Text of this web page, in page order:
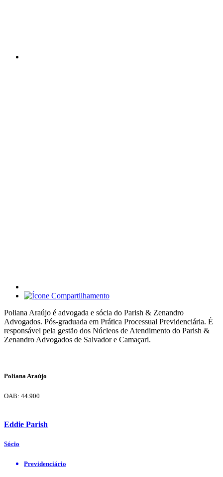
Poliana Araújo é advogada e sócia do Parish & Zenandro
Advogados. Pós-graduada em Prática Processual Previdenciária. É
responsável pela gestão dos Núcleos de Atendimento do Parish &
Zenandro Advogados de Salvador e Camaçari.
Poliana Araújo
OAB: 44.900
Eddie Parish
Sócio
Previdenciário